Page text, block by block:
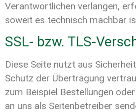
Verantwortlichen verlangen,
soweit es technisch machbar
SSL- bzw. TLS-
Diese Seite nutzt aus
Schutz der Übertragung
zum Beispiel Bestellungen
an uns als Seitenbetreiber